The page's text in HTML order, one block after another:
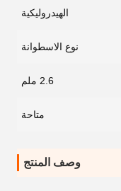
الهيدروليكية
نوع الاسطوانة
2.6 ملم
متاحة
وصف المنتج